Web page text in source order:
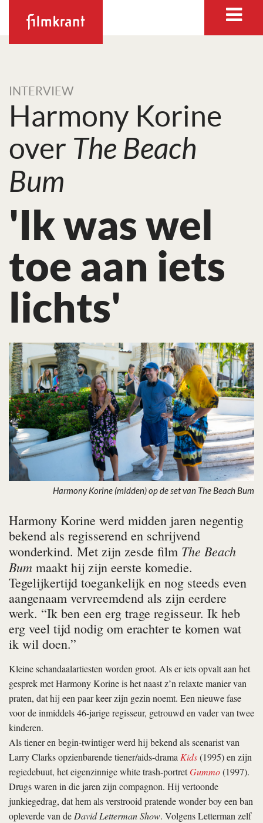
INTERVIEW
Harmony Korine
over The Beach
Bum
'Ik was wel
toe aan iets
lichts'
Harmony Korine (midden) op de set van The Beach Bum
Harmony Korine werd midden jaren negentig
bekend als regisserend en schrijvend
wonderkind. Met zijn zesde film The Beach
Bum maakt hij zijn eerste komedie.
Tegelijkertijd toegankelijk en nog steeds even
aangenaam vervreemdend als zijn eerdere
werk. “Ik ben een erg trage regisseur. Ik heb
erg veel tijd nodig om erachter te komen wat
ik wil doen.”
Kleine schandaalartiesten worden groot. Als er iets opvalt aan het
gesprek met Harmony Korine is het naast z’n relaxte manier van
praten, dat hij een paar keer zijn gezin noemt. Een nieuwe fase
voor de inmiddels 46-jarige regisseur, getrouwd en vader van twee
kinderen.
Als tiener en begin-twintiger werd hij bekend als scenarist van
Larry Clarks opzienbarende tiener/aids-dramaKids(1995) en zijn
regiedebuut, het eigenzinnige white trash-portretGummo(1997).
Drugs waren in die jaren zijn compagnon. Hij vertoonde
junkiegedrag, dat hem als verstrooid pratende wonder boy een ban
opleverde van deDavid Letterman Show. Volgens Letterman zelf